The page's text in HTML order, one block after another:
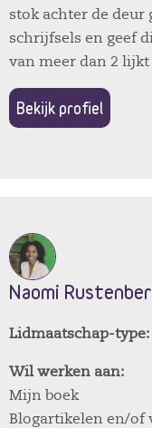
stok achter de deur
schrijfsels en geef
van meer dan 2
Bekijk profiel
Naomi
Lidmaatschap-type:
Wil werken aan:
Mijn boek
Blogartikelen en/of